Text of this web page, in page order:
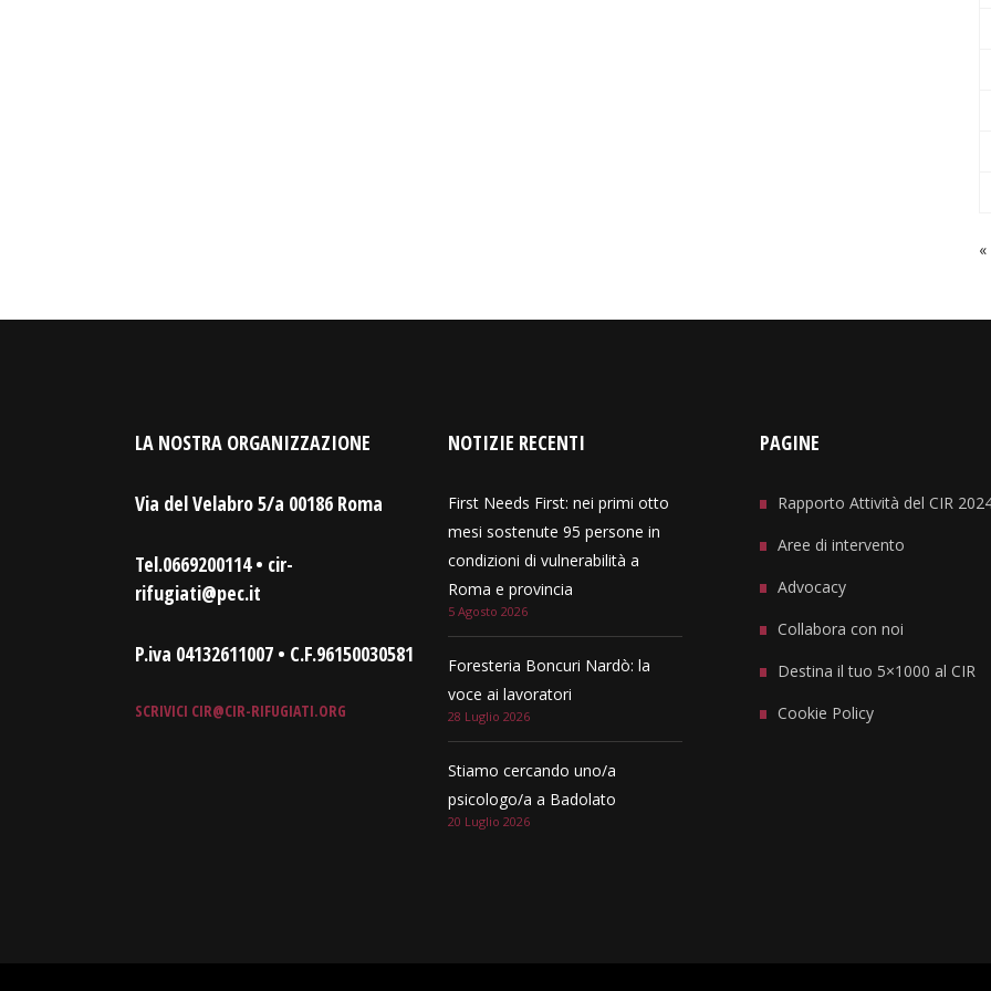
LA NOSTRA ORGANIZZAZIONE
Via del Velabro 5/a 00186 Roma
Tel.0669200114 • cir-
rifugiati@pec.it
P.iva 04132611007 • C.F.96150030581
SCRIVICI CIR@CIR-RIFUGIATI.ORG
NOTIZIE RECENTI
First Needs First: nei primi otto
mesi sostenute 95 persone in
condizioni di vulnerabilità a
Roma e provincia
5 Agosto 2026
Foresteria Boncuri Nardò: la
voce ai lavoratori
28 Luglio 2026
Stiamo cercando uno/a
psicologo/a a Badolato
20 Luglio 2026
PAGINE
Rapporto Attività del CIR
Aree di intervento
Advocacy
Collabora con noi
Destina il tuo 5×1000 al CIR
Cookie Policy